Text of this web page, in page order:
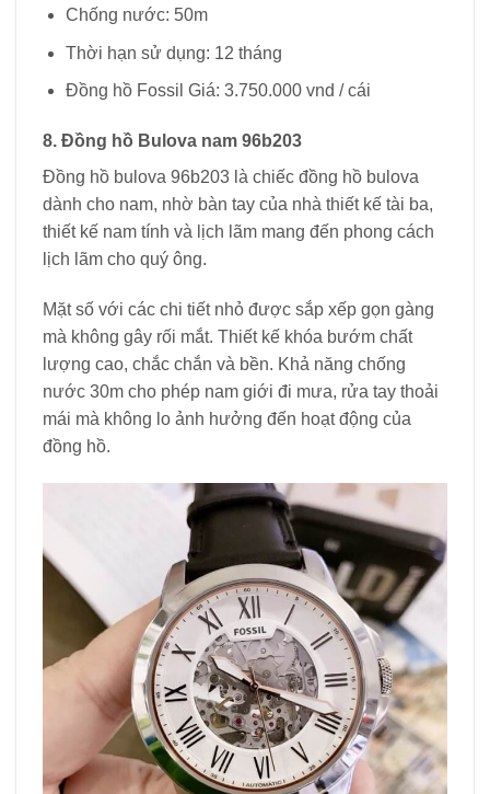
Chống nước: 50m
Thời hạn sử dụng: 12 tháng
Đồng hồ Fossil Giá: 3.750.000 vnd / cái
8. Đồng hồ Bulova nam 96b203
Đồng hồ bulova 96b203 là chiếc đồng hồ bulova
dành cho nam, nhờ bàn tay của nhà thiết kế tài ba,
thiết kế nam tính và lịch lãm mang đến phong cách
lịch lãm cho quý ông.
Mặt số với các chi tiết nhỏ được sắp xếp gọn gàng
mà không gây rối mắt. Thiết kế khóa bướm chất
lượng cao, chắc chắn và bền. Khả năng chống
nước 30m cho phép nam giới đi mưa, rửa tay thoải
mái mà không lo ảnh hưởng đến hoạt động của
đồng hồ.